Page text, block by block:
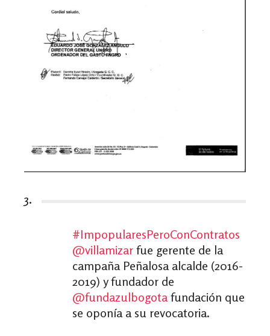
3.
#ImpopularesPeroConContratos
@villamizar fue gerente de la
campaña Peñalosa alcalde (2016-
2019) y fundador de
@fundazulbogotafundación que
se oponía a su revocatoria.